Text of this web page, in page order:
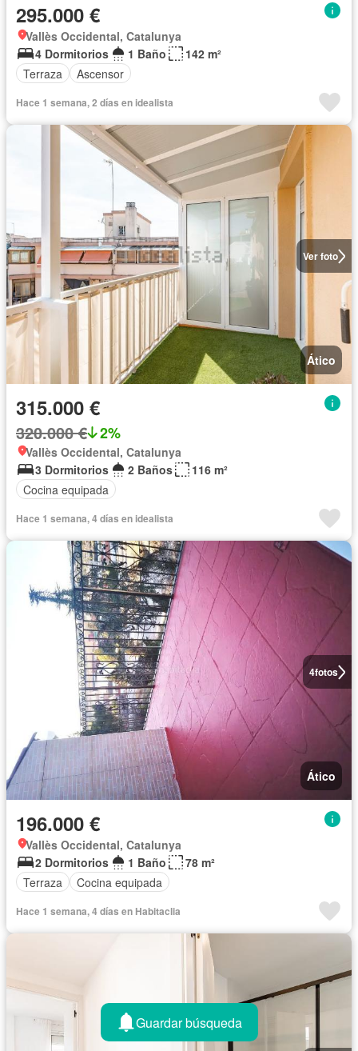
295.000 €
Vallès Occidental, Catalunya
4 Dormitorios
1 Baño
142 m²
Terraza
Ascensor
Hace 1 semana, 2 días en idealista
Ver foto
Ático
315.000 €
320.000 € 2%
Vallès Occidental, Catalunya
3 Dormitorios
2 Baños
116 m²
Cocina equipada
Hace 1 semana, 4 días en idealista
4fotos
Ático
196.000 €
Vallès Occidental, Catalunya
2 Dormitorios
1 Baño
78 m²
Terraza
Cocina equipada
Hace 1 semana, 4 días en Habitaclia
Guardar búsqueda